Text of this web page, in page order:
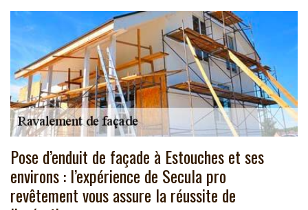
Pose d’enduit de façade à Estouches et ses
environs : l’expérience de Secula pro
revêtement vous assure la réussite de